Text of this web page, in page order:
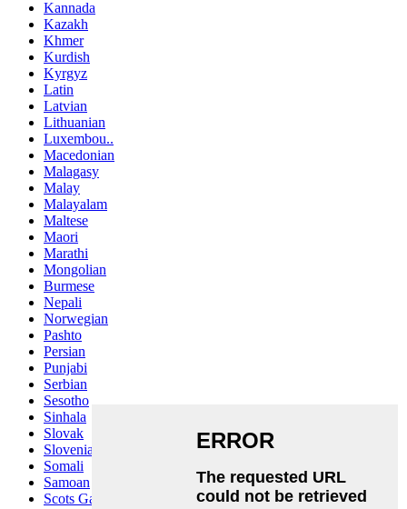
Kannada
Kazakh
Khmer
Kurdish
Kyrgyz
Latin
Latvian
Lithuanian
Luxembou..
Macedonian
Malagasy
Malay
Malayalam
Maltese
Maori
Marathi
Mongolian
Burmese
Nepali
Norwegian
Pashto
Persian
Punjabi
Serbian
Sesotho
Sinhala
Slovak
Slovenian
Somali
Samoan
Scots Gaelic